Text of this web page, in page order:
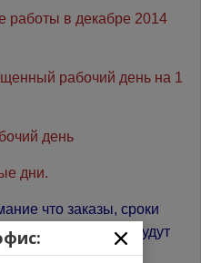
работы в декабре 2014
рабочий день на 1
день
дни.
что заказы, сроки
праздничные дни будут
года.